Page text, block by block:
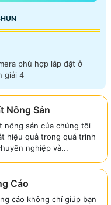
phù hợp lắp đặt ở
giải 4
Nông Sản
nông sản của chúng tôi
hiệu quả trong quá trình
nghiệp và...
Cáo
cáo không chỉ giúp bạn